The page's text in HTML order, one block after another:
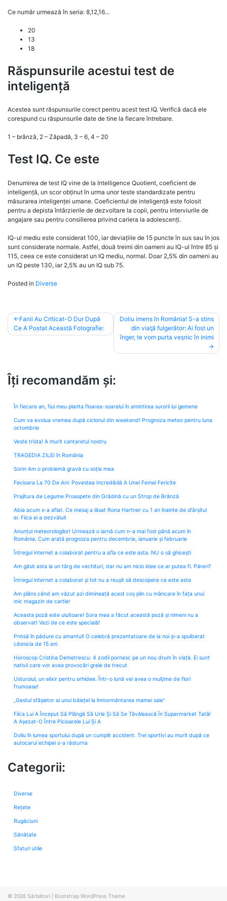
Ce număr urmează în seria: 8,12,16…
20
13
18
Răspunsurile acestui test de
inteligență
Acestea sunt răspunsurile corect pentru acest test IQ. Verifică dacă ele
corespund cu răspunsurile date de tine la fiecare întrebare.
1 – brânză, 2 – Zăpadă, 3 – 6, 4 – 20
Test IQ. Ce este
Denumirea de test IQ vine de la Intelligence Quotient, coeficient de
inteligență, un scor obținut în urma unor teste standardizate pentru
măsurarea inteligenței umane. Coeficientul de inteligență este folosit
pentru a depista întârzierile de dezvoltare la copii, pentru interviurile de
angajare sau pentru consilierea privind cariera la adolescenți.
IQ-ul mediu este considerat 100, iar deviațiile de 15 puncte în sus sau în jos
sunt considerate normale. Astfel, două treimi din oameni au IQ-ul între 85 și
115, ceea ce este considerat un IQ mediu, normal. Doar 2,5% din oameni au
un IQ peste 130, iar 2,5% au un IQ sub 75.
Posted in Diverse
Post
navigation
Fanii Au Criticat-O Dur După
Ce A Postat Această Fotografie:
Doliu imens în România! S-a stins
din viaţă fulgerător: Ai fost un
înger, te vom purta veșnic în inimi
Îți recomandăm și:
În fiecare an, fiul meu planta floarea-soarelui în amintirea surorii lui gemene
Cum va evolua vremea după ciclonul din weekend! Prognoza meteo pentru luna
octombrie
Veste trista! A murit cantaretul nostru
TRAGEDIA ZILEI în România
Sorin Am o problemă gravă cu soția mea
Fecioara La 70 De Ani: Povestea Incredibilă A Unei Femei Fericite
Prajitura de Legume Proaspete din Grădină cu un Strop de Brânză
Abia acum s-a aflat. Ce mesaj a lăsat Rona Hartner cu 1 an înainte de sfârșitul
ei. Fiica ei a dezvăluit
Anunțul meteorologilor! Urmează o iarnă cum n-a mai fost până acum în
România. Cum arată prognoza pentru decembrie, ianuarie și februarie
Întregul internet a colaborat pentru a afla ce este asta. NU o să ghicești
Am găsit asta la un târg de vechituri, dar nu am nicio idee ce ar putea fi. Păreri?
Întregul internet a colaborat și tot nu a reușit să descopere ce este asta
Am plâns când am văzut azi dimineață acest coș plin cu mâncare în fața unui
mic magazin de cartier
Aceasta poză este uluitoare! Sora mea a făcut această poză și nimeni nu a
observat! Vezi de ce este specială!
Prinsă în pădure cu amantul! O celebră prezentatoare de la noi și-a spulberat
căsnicia de 15 ani
Horoscop Cristina Demetrescu: 4 zodii pornesc pe un nou drum în viață. Ei sunt
nativii care vor avea provocări grele de trecut
Usturoiul, un elixir pentru orhidee. Într-o lună vei avea o mulţime de flori
frumoase!
„Gestul sfâșietor al unui băiețel la înmormântarea mamei sale”
Fiica Lui A Început Să Plângă Să Urle Și Să Se Tăvălească În Supermarket Tatăl
A Așezat-O Între Picioarele Lui Și A
Doliu în lumea sportului după un cumplit accident. Trei sportivi au murit după ce
autocarul echipei s-a răsturna
Categorii:
Diverse
Rețete
Rugăciuni
Sănătate
Sfaturi utile
© 2026 Sărbători Bootstrap WordPress Theme